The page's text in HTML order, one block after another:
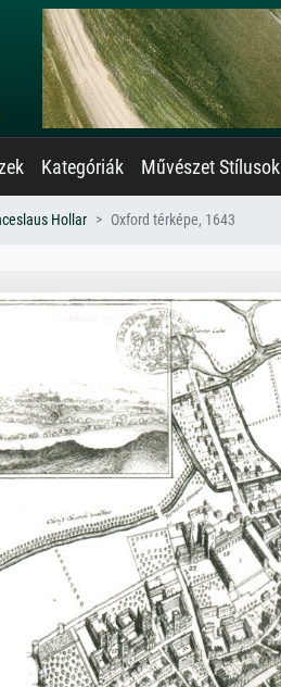
Kategóriák Művészet Stílusok
Hollar Oxford térképe, 1643